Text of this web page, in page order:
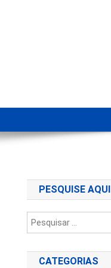
PESQUISE AQUI
CATEGORIAS